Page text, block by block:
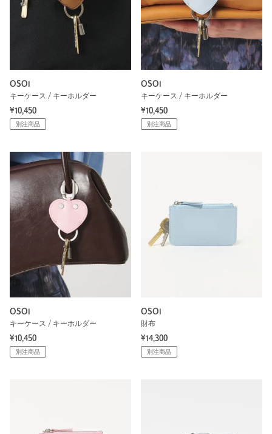
OSOI
キーケース / キーホルダー
¥10,450
別注商品
OSOI
キーケース / キーホルダー
¥10,450
別注商品
OSOI
キーケース / キーホルダー
¥10,450
別注商品
OSOI
財布
¥14,300
別注商品